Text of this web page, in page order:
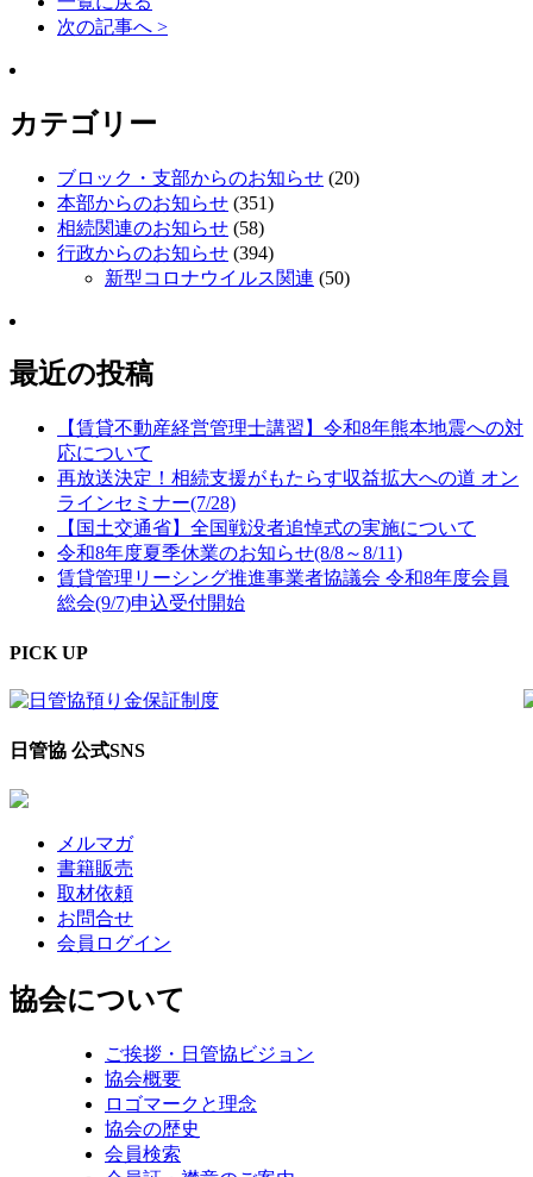
次の記事へ >
カテゴリー
ブロック・支部からのお知らせ (20)
本部からのお知らせ (351)
相続関連のお知らせ (58)
行政からのお知らせ (394)
新型コロナウイルス関連 (50)
最近の投稿
【賃貸不動産経営管理士講習】令和8年熊本地震への対
応について
再放送決定！相続支援がもたらす収益拡大への道 オン
ラインセミナー(7/28)
【国土交通省】全国戦没者追悼式の実施について
令和8年度夏季休業のお知らせ(8/8～8/11)
賃貸管理リーシング推進事業者協議会 令和8年度会員
総会(9/7)申込受付開始
PICK UP
日管協 公式SNS
メルマガ
書籍販売
取材依頼
お問合せ
会員ログイン
協会について
ご挨拶・日管協ビジョン
協会概要
ロゴマークと理念
協会の歴史
会員検索